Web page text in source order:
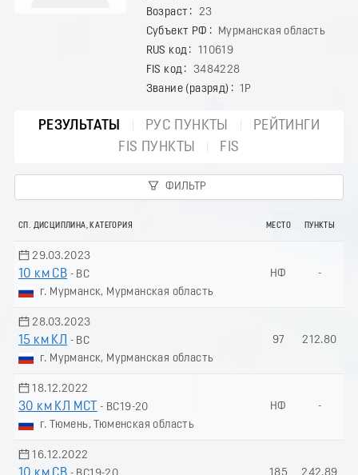
Возраст
23
Субъект РФ
Мурманская область
RUS код
110619
FIS код
3484228
Звание (разряд)
1Р
РЕЗУЛЬТАТЫ РУС ПУНКТЫ
РЕЙТИНГИ
FIS ПУНКТЫ
FIS
ФИЛЬТР
СП. ДИСЦИПЛИНА, КАТЕГОРИЯ МЕСТО ПУНКТЫ
29.03.2023
10 км СВ - ВС
г. Мурманск, Мурманская область
НФ -
28.03.2023
15 км КЛ
- ВС
г. Мурманск, Мурманская область
97 212.80
18.12.2022
30 км КЛ МСТ
- ВС19-20
г. Тюмень, Тюменская область
НФ -
16.12.2022